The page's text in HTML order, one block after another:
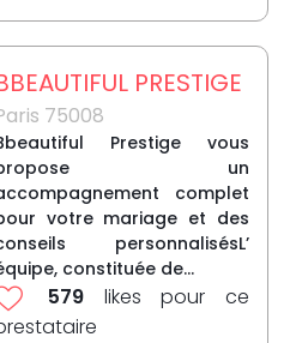
PRESTIGE
75008
Prestige vous
un
complet
votre mariage et des
personnalisésL’
constituée de...
579 likes pour ce